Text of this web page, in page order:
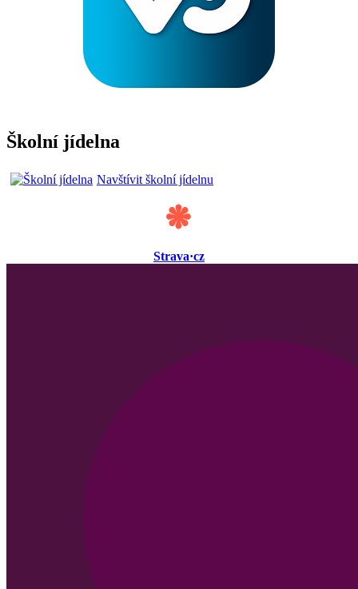
Školní jídelna
Navštívit školní jídelnu
Strava·cz